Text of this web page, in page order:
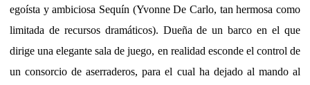
egoísta y ambiciosa Sequín (Yvonne De Carlo, tan hermosa como
limitada de recursos dramáticos). Dueña de un barco en el que
dirige una elegante sala de juego, en realidad esconde el control de
un consorcio de aserraderos, para el cual ha dejado al mando al